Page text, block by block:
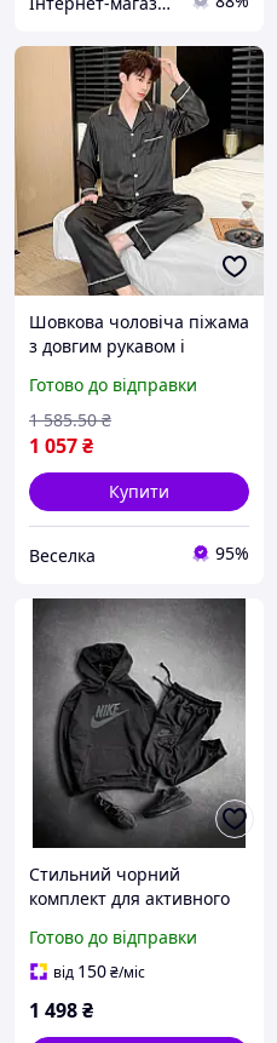
Шовкова чоловіча піжама
з довгим рукавом і
відпочинку стильний
комплект FLAME
Готово до відправки
1 057₴
1 585.50 ₴
Купити
Веселка 95%
Стильний чорний
комплект для активного
матеріалу Nike з високим
рівнем комфорту
Готово до відправки
від 150₴/міс
1 498₴